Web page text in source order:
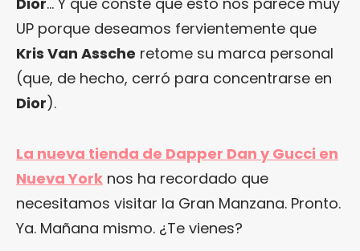
UP porque deseamos fervientemente que
Kris Van Assche retome su marca personal
(que, de hecho, cerró para concentrarse en
Dior).
La nueva tienda de Dapper Dan y Gucci en
Nueva York nos ha recordado que
necesitamos visitar la Gran Manzana. Pronto.
Ya. Mañana mismo. ¿Te vienes?